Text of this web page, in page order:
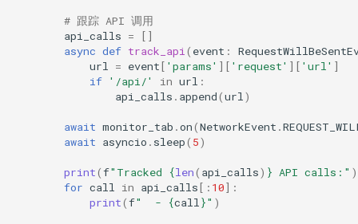
# 跟踪 API 调用
api_calls =
[]
async def track_api( event :
url = event[ 'params' ][ 'request' ][ 'url' ]
if '/api/' in url :
api_calls . append(url)
await monitor_tab .on(NetworkEvent .
await asyncio . sleep( 5)
print(f"Tracked {len( api_calls) } API calls:" )
for call in api_calls[: 10]:
print(f"  - {call}" )